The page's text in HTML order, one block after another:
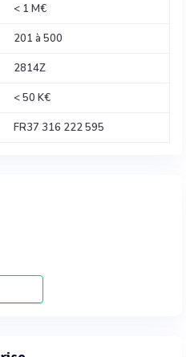
< 1 M€
201 à 500
2814Z
< 50 K€
FR37 316 222 595